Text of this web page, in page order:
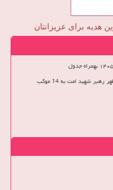
هدیه برای عزیزانتان
شهید امت به 14 موکب